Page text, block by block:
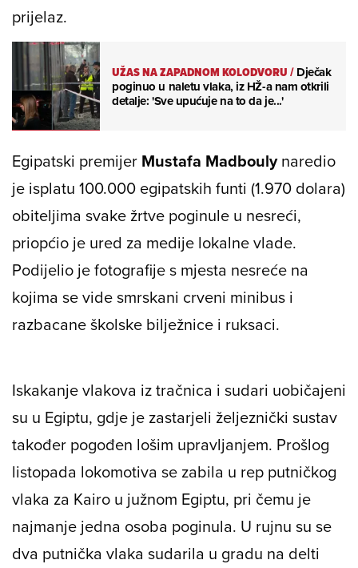
prijelaz.
UŽAS NA ZAPADNOM KOLODVORU/Dječak
poginuo u naletu vlaka, iz HŽ-a nam otkrili
detalje: 'Sve upućuje na to da je...'
Egipatski premijer Mustafa Madboulynaredio
je isplatu 100.000 egipatskih funti (1.970 dolara)
obiteljima svake žrtve poginule u nesreći,
priopćio je ured za medije lokalne vlade.
Podijelio je fotografije s mjesta nesreće na
kojima se vide smrskani crveni minibus i
razbacane školske bilježnice i ruksaci.
Iskakanje vlakova iz tračnica i sudari uobičajeni
su u Egiptu, gdje je zastarjeli željeznički sustav
također pogođen lošim upravljanjem. Prošlog
listopada lokomotiva se zabila u rep putničkog
vlaka za Kairo u južnom Egiptu, pri čemu je
najmanje jedna osoba poginula. U rujnu su se
dva putnička vlaka sudarila u gradu na delti